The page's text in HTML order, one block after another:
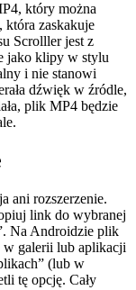
który można
która zaskakuje
Scrolller jest z
jako klipy w stylu
i nie stanowi
dźwięk w źródle,
plik MP4 będzie
ani rozszerzenie.
link do wybranej
Na Androidzie plik
w galerii lub aplikacji
(lub w
tę opcję. Cały